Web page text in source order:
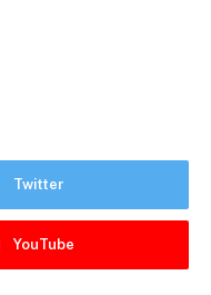
Twitter
YouTube